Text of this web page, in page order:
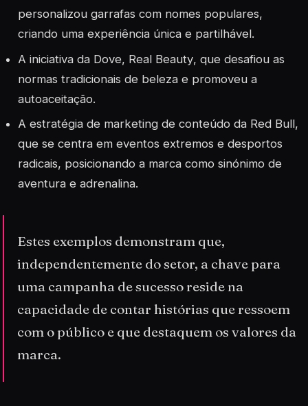
personalizou garrafas com nomes populares,
criando uma experiência única e partilhável.
A iniciativa da Dove, Real Beauty, que desafiou as
normas tradicionais de beleza e promoveu a
autoaceitação.
A estratégia de marketing de conteúdo da Red Bull,
que se centra em eventos extremos e desportos
radicais, posicionando a marca como sinónimo de
aventura e adrenalina.
Estes exemplos demonstram que,
independentemente do setor, a chave para
uma campanha de sucesso reside na
capacidade de contar histórias que ressoem
com o público e que destaquem os valores da
marca.